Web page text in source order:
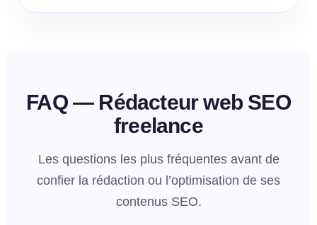
FAQ — Rédacteur web SEO
freelance
Les questions les plus fréquentes avant de
confier la rédaction ou l’optimisation de ses
contenus SEO.